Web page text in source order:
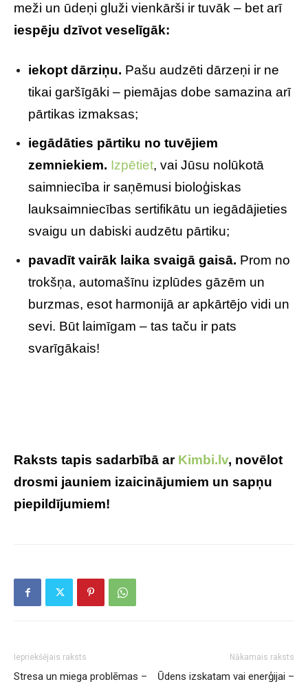
meži un ūdeņi gluži vienkārši ir tuvāk – bet arī
iespēju dzīvot veselīgāk:
iekopt dārziņu. Pašu audzēti dārzeņi ir ne
tikai garšīgāki – piemājas dobe samazina arī
pārtikas izmaksas;
iegādāties pārtiku no tuvējiem
zemniekiem. Izpētiet, vai Jūsu nolūkotā
saimniecība ir saņēmusi bioloģiskas
lauksaimniecības sertifikātu un iegādājieties
svaigu un dabiski audzētu pārtiku;
pavadīt vairāk laika svaigā gaisā. Prom no
trokšņa, automašīnu izplūdes gāzēm un
burzmas, esot harmonijā ar apkārtējo vidi un
sevi. Būt laimīgam – tas taču ir pats
svarīgākais!
Raksts tapis sadarbībā ar Kimbi.lv, novēlot
drosmi jauniem izaicinājumiem un sapņu
piepildījumiem!
Iepriekšējais raksts
Stresa un miega problēmas –
Nākamais raksts
Ūdens izskatam vai enerģijai –